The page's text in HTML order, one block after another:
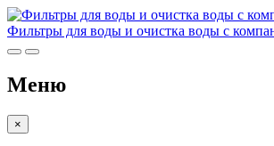
Фильтры для воды и очистка воды с
Меню
×